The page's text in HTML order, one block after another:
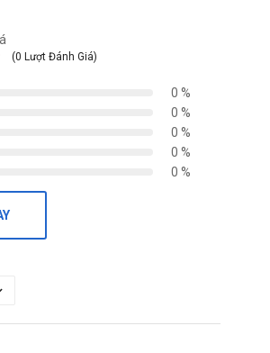
(0 Lượt Đánh Giá)
0 %
0 %
0 %
0 %
0 %